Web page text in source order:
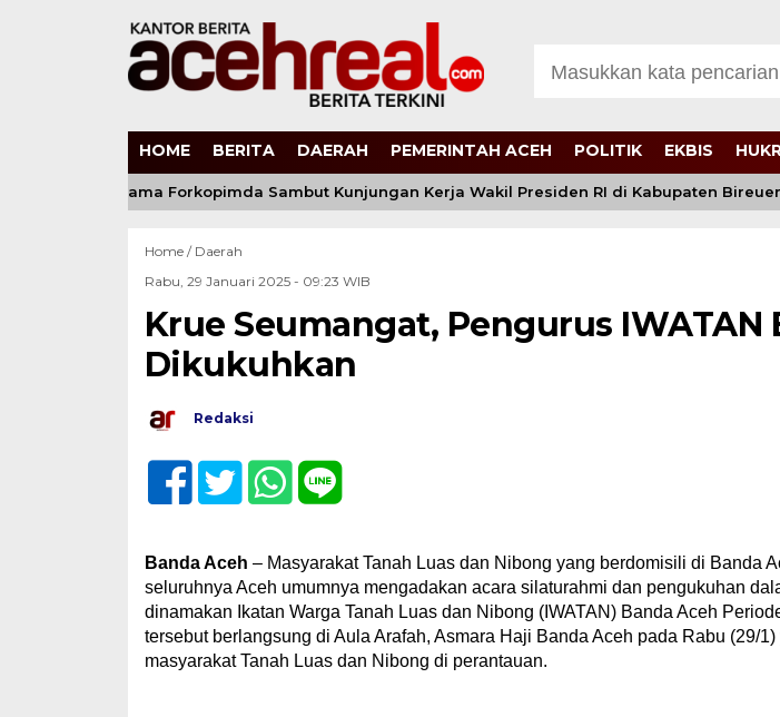
HOME BERITA DAERAH PEMERINTAH ACEH POLITIK EKBIS
Aceh Bersama Forkopimda Sambut Kunjungan Kerja Wakil Presiden RI di Kabupaten Bireuen
Home / Daerah
Rabu, 29 Januari 2025 - 09:23 WIB
Krue Seumangat, Pengurus IWATAN
Dikukuhkan
Redaksi
Banda Aceh – Masyarakat Tanah Luas dan Nibong yang berdomisili di Banda
seluruhnya Aceh umumnya mengadakan acara silaturahmi dan pengukuhan
dinamakan Ikatan Warga Tanah Luas dan Nibong (IWATAN) Banda Aceh
tersebut berlangsung di Aula Arafah, Asmara Haji Banda Aceh pada Rabu (29/
masyarakat Tanah Luas dan Nibong di perantauan.